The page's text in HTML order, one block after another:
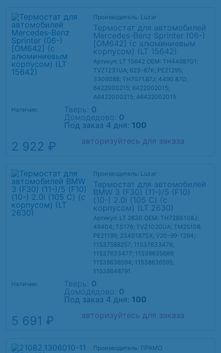
Производитель: Luzar
Термостат для автомобилей
Mercedes-Benz Sprinter (06-)
[OM642] (с алюминиевым
корпусом) (LT 15642)
Артикул: LT 15642 OEM: TH44687G1;
TVZ1231UA; 623-87K; PE21295;
3306088; TH7071.87J; 4490.87D;
6422000215; 6422002015;
A6422000215; A6422002015
Наличие:
Тверь: 0
Домодедово: 0
Под заказ 4 дня: 100
2 922 ₽ авторизуйтесь для заказа
Производитель: Luzar
Термостат для автомобилей
BMW 3 (F30) (11-)/5 (F10)
(10-) 2.0i (105 С) (с
корпусом) (LT 2630)
Артикул: LT 2630 OEM: TH7289.108J;
46404; TS176; TVZ1020UA; TM25108;
PE21199; 2340187SX; V20-99-1294;
11537588257; 11537633476;
11537633477; 11538635689;
11538636594; 11538636595;
11538648791
Наличие:
Тверь: 0
Домодедово: 0
Под заказ 4 дня: 100
5 691 ₽ авторизуйтесь для заказа
Производитель: ПРАМО